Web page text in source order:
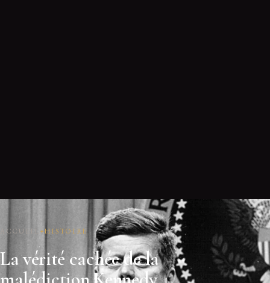
ACCUEIL HISTOIRE
La vérité cachée de la